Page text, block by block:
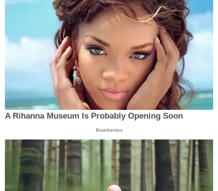
A Rihanna Museum Is Probably Opening Soon
Brainberries